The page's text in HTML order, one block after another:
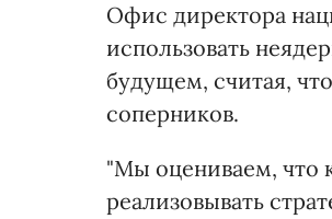
Офис директора
использовать
будущем, считая,
соперников.
"Мы оцениваем, что
реализовывать